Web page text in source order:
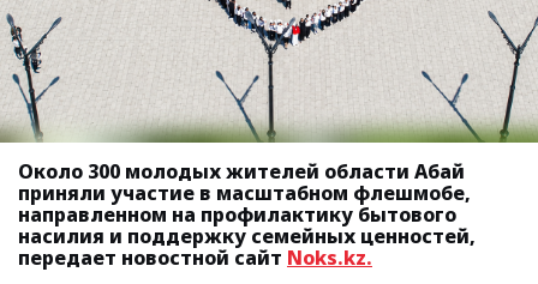
Около 300 молодых жителей области Абай
приняли участие в масштабном флешмобе,
направленном на профилактику бытового
насилия и поддержку семейных ценностей,
передает новостной сайт Noks.kz.